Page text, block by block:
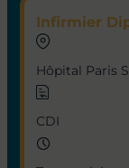
Infirmier
Hôpital Paris
CDI